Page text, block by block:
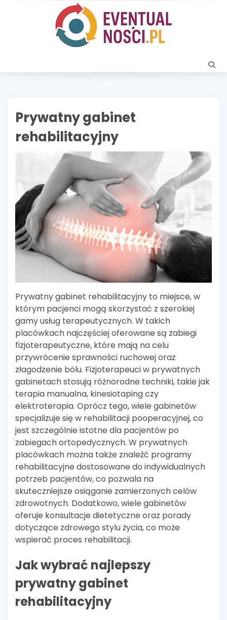
Prywatny gabinet
rehabilitacyjny
Prywatny gabinet rehabilitacyjny to miejsce, w
którym pacjenci mogą skorzystać z szerokiej
gamy usług terapeutycznych. W takich
placówkach najczęściej oferowane są zabiegi
fizjoterapeutyczne, które mają na celu
przywrócenie sprawności ruchowej oraz
złagodzenie bólu. Fizjoterapeuci w prywatnych
gabinetach stosują różnorodne techniki, takie jak
terapia manualna, kinesiotaping czy
elektroterapia. Oprócz tego, wiele gabinetów
specjalizuje się w rehabilitacji pooperacyjnej, co
jest szczególnie istotne dla pacjentów po
zabiegach ortopedycznych. W prywatnych
placówkach można także znaleźć programy
rehabilitacyjne dostosowane do indywidualnych
potrzeb pacjentów, co pozwala na
skuteczniejsze osiąganie zamierzonych celów
zdrowotnych. Dodatkowo, wiele gabinetów
oferuje konsultacje dietetyczne oraz porady
dotyczące zdrowego stylu życia, co może
wspierać proces rehabilitacji.
Jak wybrać najlepszy
prywatny gabinet
rehabilitacyjny